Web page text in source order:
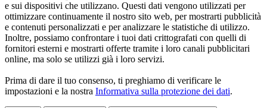
e sui dispositivi che utilizzano. Questi dati vengono utilizzati per
ottimizzare continuamente il nostro sito web, per mostrarti pubblicità
e contenuti personalizzati e per analizzare le statistiche di utilizzo.
Inoltre, possiamo confrontare i tuoi dati crittografati con quelli di
fornitori esterni e mostrarti offerte tramite i loro canali pubblicitari
online, ma solo se utilizzi già i loro servizi.
Prima di dare il tuo consenso, ti preghiamo di verificare le
impostazioni e la nostra Informativa sulla protezione dei dati.